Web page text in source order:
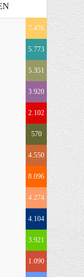
7.476
5.773
5.351
3.920
2.102
570
4.550
8.096
4.274
4.104
3.921
1.090